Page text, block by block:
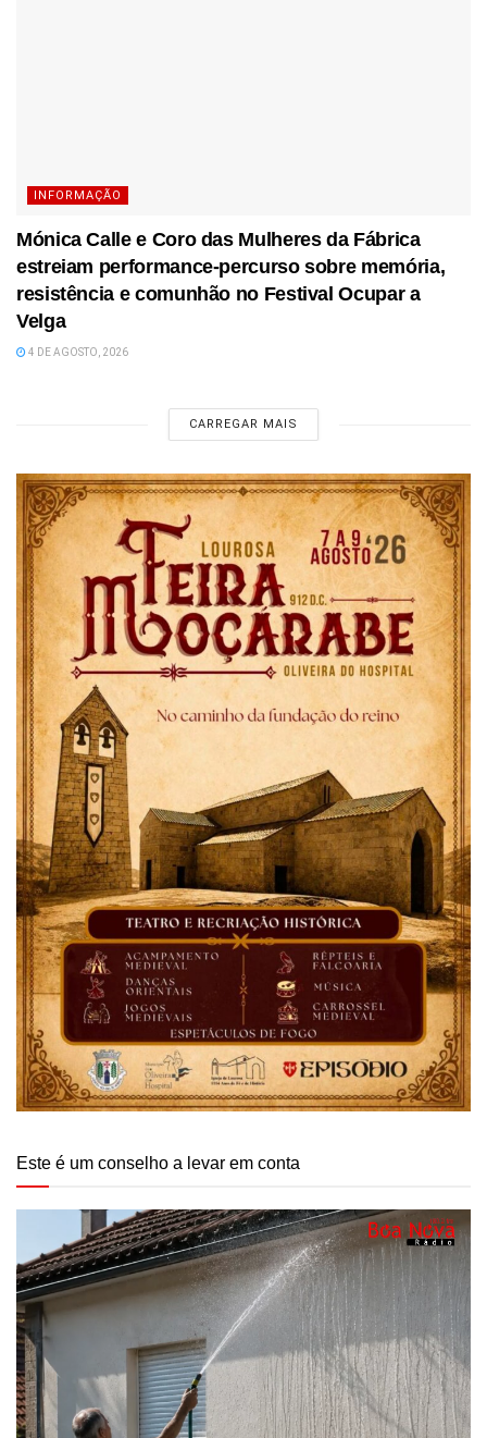
INFORMAÇÃO
Mónica Calle e Coro das Mulheres da Fábrica
estreiam performance-percurso sobre memória,
resistência e comunhão no Festival Ocupar a
Velga
4 DE AGOSTO, 2026
CARREGAR MAIS
Este é um conselho a levar em conta